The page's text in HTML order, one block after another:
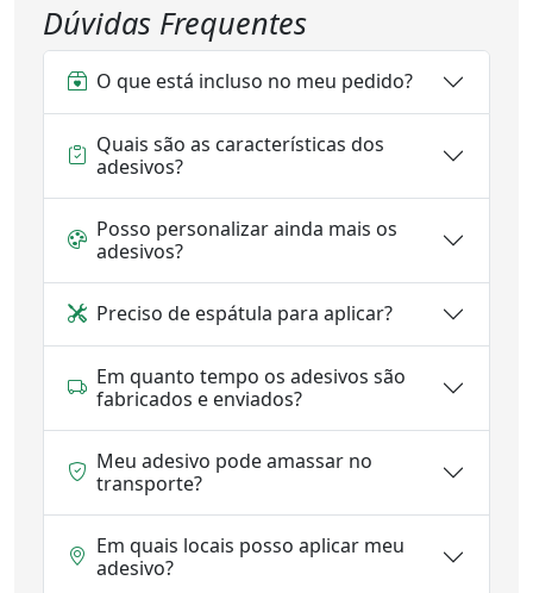
Dúvidas Frequentes
O que está incluso no meu pedido?
Quais são as características dos
adesivos?
Posso personalizar ainda mais os
adesivos?
Preciso de espátula para aplicar?
Em quanto tempo os adesivos são
fabricados e enviados?
Meu adesivo pode amassar no
transporte?
Em quais locais posso aplicar meu
adesivo?